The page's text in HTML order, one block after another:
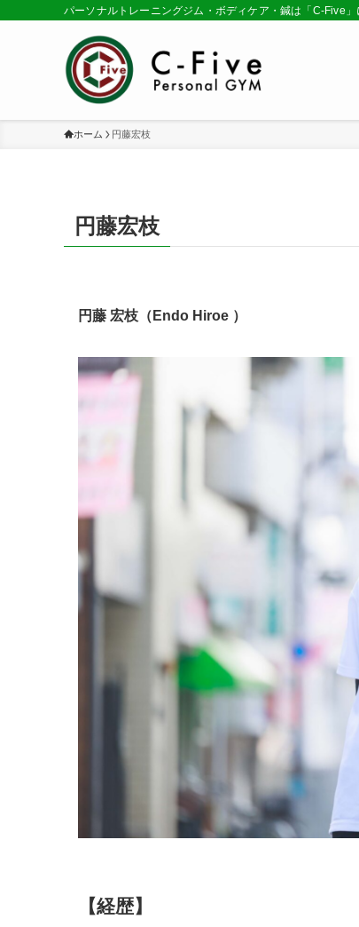
パーソナルトレーニングジム・ボディケア・鍼は「C-Five」
ホーム 円藤宏枝
円藤宏枝
円藤 宏枝（Endo Hiroe ）
【経歴】